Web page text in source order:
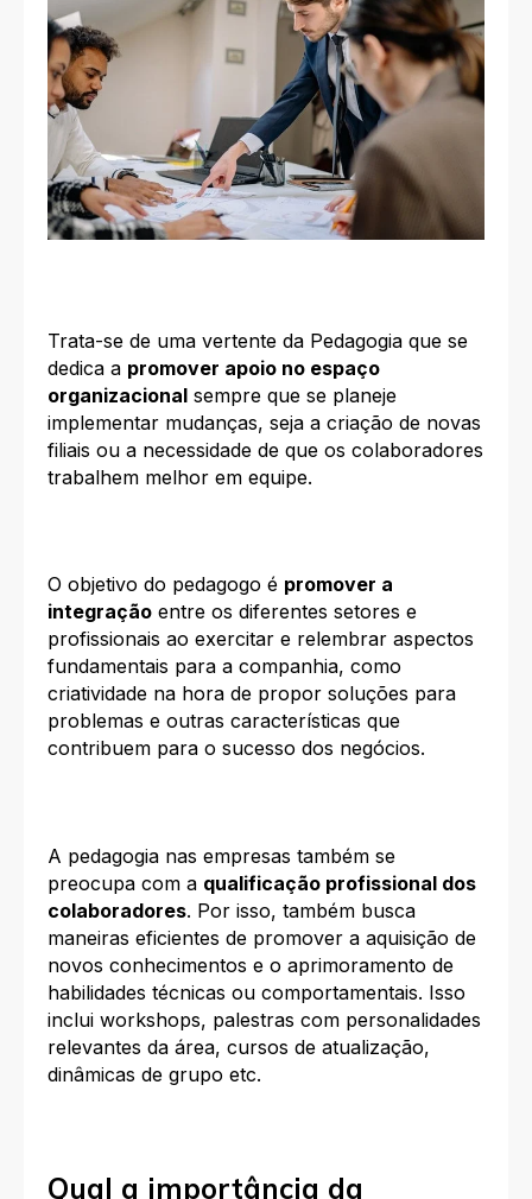
Trata-se de uma vertente da Pedagogia que se
dedica a promover apoio no espaço
organizacional sempre que se planeje
implementar mudanças, seja a criação de novas
filiais ou a necessidade de que os colaboradores
trabalhem melhor em equipe.
O objetivo do pedagogo é promover a
integração entre os diferentes setores e
profissionais ao exercitar e relembrar aspectos
fundamentais para a companhia, como
criatividade na hora de propor soluções para
problemas e outras características que
contribuem para o sucesso dos negócios.
A pedagogia nas empresas também se
preocupa com a qualificação profissional dos
colaboradores. Por isso, também busca
maneiras eficientes de promover a aquisição de
novos conhecimentos e o aprimoramento de
habilidades técnicas ou comportamentais. Isso
inclui workshops, palestras com personalidades
relevantes da área, cursos de atualização,
dinâmicas de grupo etc.
Qual a importância da